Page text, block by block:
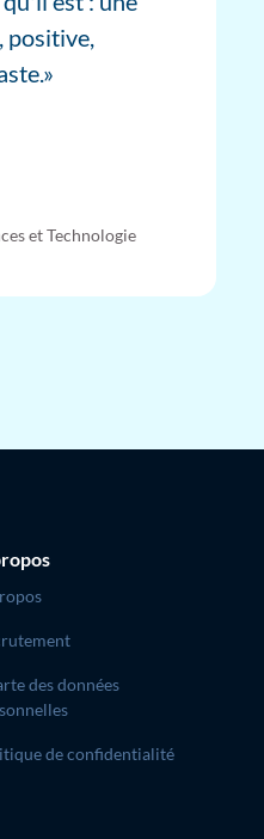
positive,
et Technologie
des données
de confidentialité